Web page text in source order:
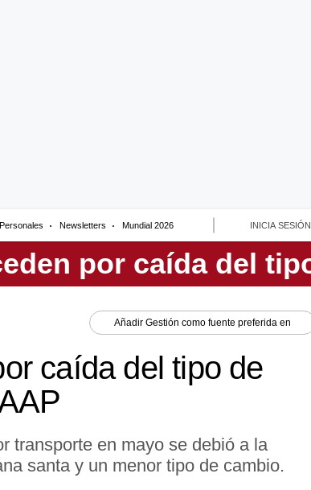
Newsletters Mundial 2026 INICIA SESIÓN
Añadir Gestión como fuente preferida en
caída del tipo de
transporte en mayo se debió a la
santa y un menor tipo de cambio.